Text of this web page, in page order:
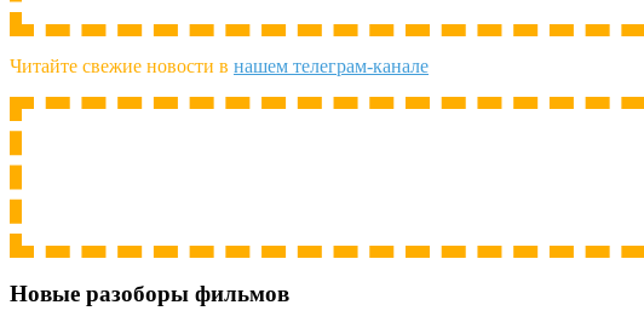
Читайте свежие новости в нашем телеграм-канале
Новые разоборы фильмов